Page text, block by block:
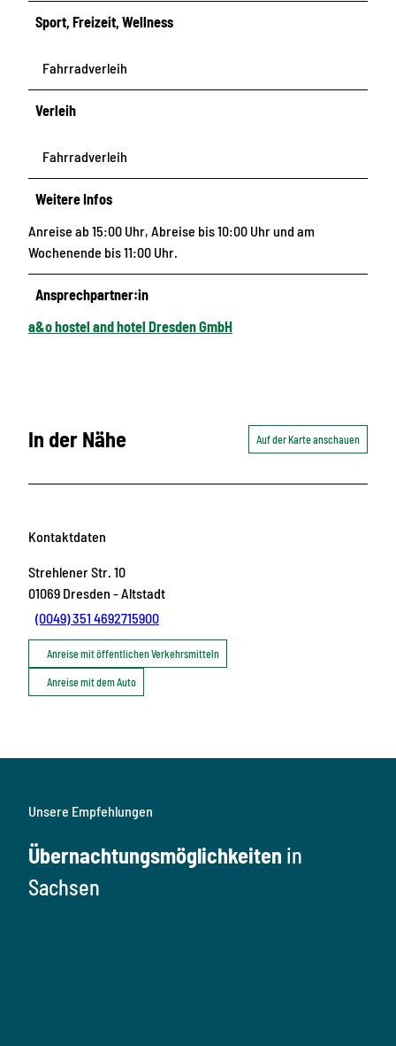
Sport, Freizeit, Wellness
Fahrradverleih
Verleih
Fahrradverleih
Weitere Infos
Anreise ab 15:00 Uhr, Abreise bis 10:00 Uhr und am
Wochenende bis 11:00 Uhr.
Ansprechpartner:in
a&o hostel and hotel Dresden GmbH
In der Nähe Auf der Karte anschauen
Kontaktdaten
Strehlener Str. 10
01069 Dresden - Altstadt
(0049) 351 4692715900
Anreise mit öffentlichen Verkehrsmitteln
Anreise mit dem Auto
Unsere Empfehlungen
Übernachtungsmöglichkeiten in
Sachsen